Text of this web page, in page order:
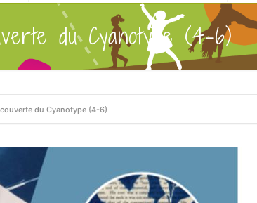
du Cyanotype (4-6)
du Cyanotype (4-6)